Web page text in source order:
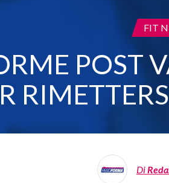
FIT
POST
Di